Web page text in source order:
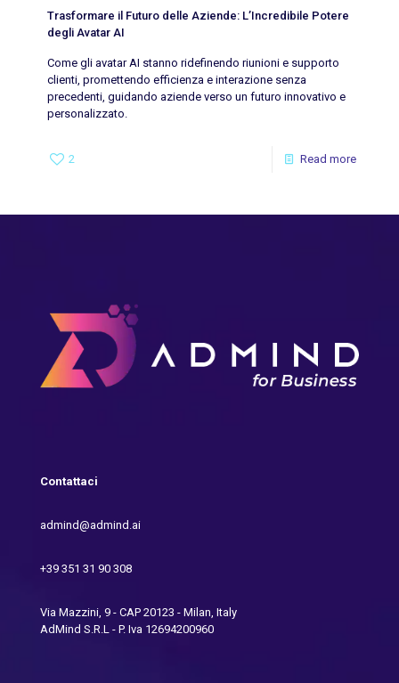
Trasformare il Futuro delle Aziende: L’Incredibile Potere
degli Avatar AI
Come gli avatar AI stanno ridefinendo riunioni e supporto
clienti, promettendo efficienza e interazione senza
precedenti, guidando aziende verso un futuro innovativo e
personalizzato.
2 Read more
Contattaci
admind@admind.ai
+39 351 31 90 308
Via Mazzini, 9 - CAP 20123 - Milan, Italy
AdMind S.R.L - P. Iva 12694200960